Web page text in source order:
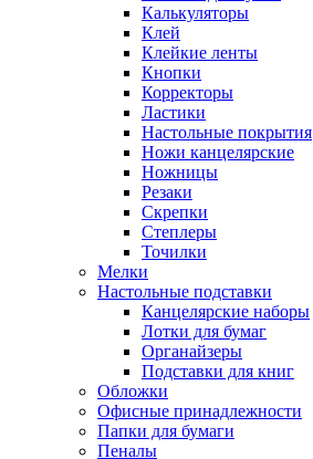
Калькуляторы
Клей
Клейкие ленты
Кнопки
Корректоры
Ластики
Настольные покрытия
Ножи канцелярские
Ножницы
Резаки
Скрепки
Степлеры
Точилки
Мелки
Настольные подставки
Канцелярские наборы
Лотки для бумаг
Органайзеры
Подставки для книг
Обложки
Офисные принадлежности
Папки для бумаги
Пеналы